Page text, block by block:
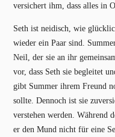
versichert ihm, dass alles in
Seth ist neidisch, wie
wieder ein Paar sind.
Neil, der sie an ihr
vor, dass Seth sie begleitet
gibt Summer ihrem Freund
sollte. Dennoch ist sie
verstehen werden. Während
er den Mund nicht für eine